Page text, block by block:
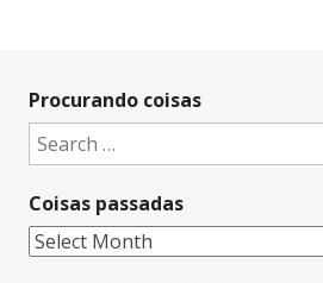
Procurando coisas
Search
for:
Coisas passadas
Coisas